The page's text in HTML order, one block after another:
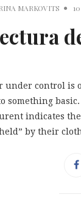
MARKOVITS
under control
something
indicates
by their